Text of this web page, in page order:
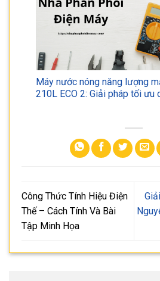
Máy nước nóng năng lượng
210L ECO 2: Giải pháp tối ưu
Công Thức Tính Hiệu Điện
Thế – Cách Tính Và Bài
Tập Minh Họa